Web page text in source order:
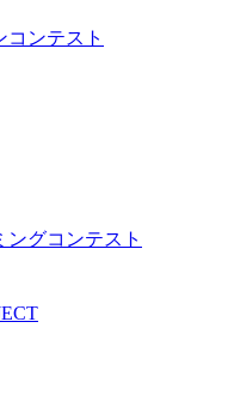
ンテスト
グコンテスト